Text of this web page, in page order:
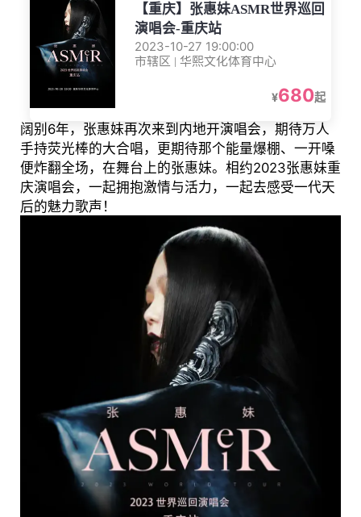
【重庆】张惠妹ASMR世界巡回
演唱会-重庆站
2023-10-27 19:00:00
市辖区 | 华熙文化体育中心
¥680起
阔别6年，张惠妹再次来到内地开演唱会，期待万人
手持荧光棒的大合唱，更期待那个能量爆棚、一开嗓
便炸翻全场，在舞台上的张惠妹。相约2023张惠妹重
庆演唱会，一起拥抱激情与活力，一起去感受一代天
后的魅力歌声！